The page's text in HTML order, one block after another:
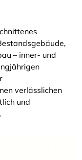
– inner- und
verlässlichen
und